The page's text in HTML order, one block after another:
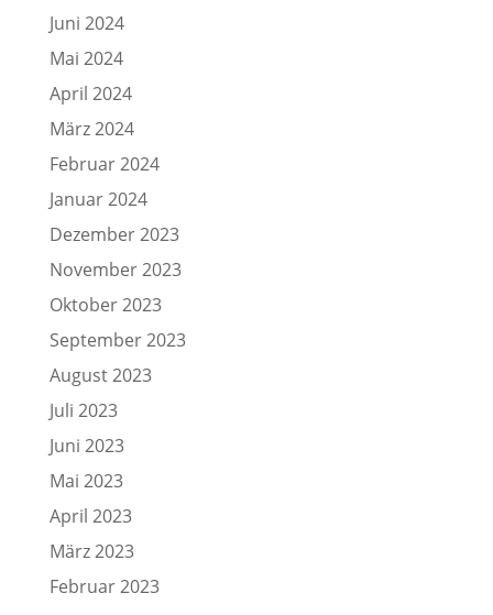
Juni 2024
Mai 2024
April 2024
März 2024
Februar 2024
Januar 2024
Dezember 2023
November 2023
Oktober 2023
September 2023
August 2023
Juli 2023
Juni 2023
Mai 2023
April 2023
März 2023
Februar 2023